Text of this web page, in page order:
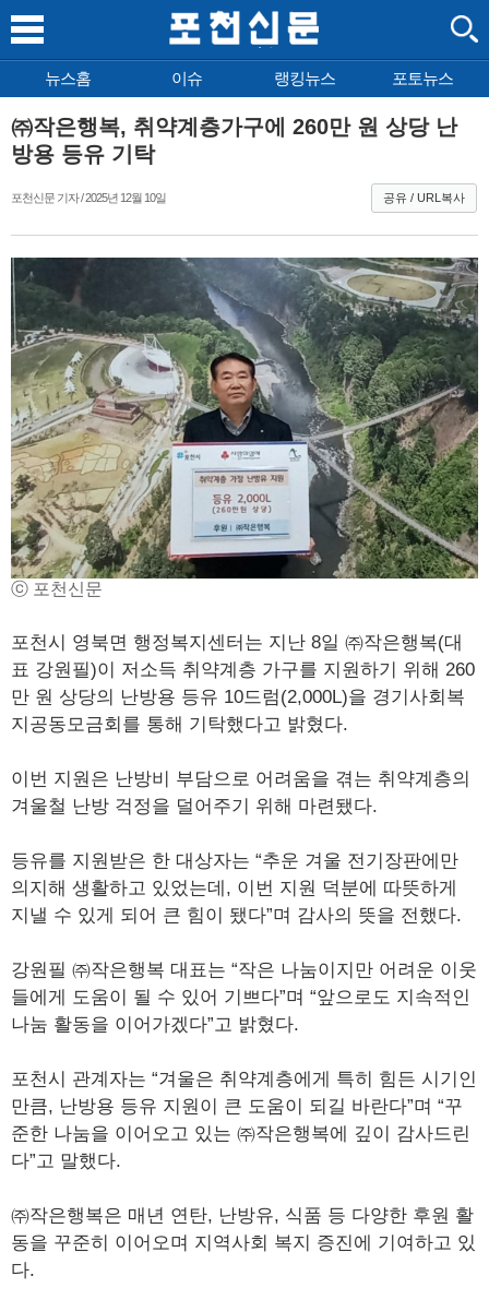
뉴스홈 이슈 랭킹뉴스 포토뉴스
㈜작은행복, 취약계층가구에 260만 원 상당 난
방용 등유 기탁
포천신문 기자 / 2025년 12월 10일 공유 / URL복사
ⓒ 포천신문
포천시 영북면 행정복지센터는 지난 8일 ㈜작은행복(대
표 강원필)이 저소득 취약계층 가구를 지원하기 위해 260
만 원 상당의 난방용 등유 10드럼(2,000L)을 경기사회복
지공동모금회를 통해 기탁했다고 밝혔다.
이번 지원은 난방비 부담으로 어려움을 겪는 취약계층의
겨울철 난방 걱정을 덜어주기 위해 마련됐다.
등유를 지원받은 한 대상자는 “추운 겨울 전기장판에만
의지해 생활하고 있었는데, 이번 지원 덕분에 따뜻하게
지낼 수 있게 되어 큰 힘이 됐다”며 감사의 뜻을 전했다.
강원필 ㈜작은행복 대표는 “작은 나눔이지만 어려운 이웃
들에게 도움이 될 수 있어 기쁘다”며 “앞으로도 지속적인
나눔 활동을 이어가겠다”고 밝혔다.
포천시 관계자는 “겨울은 취약계층에게 특히 힘든 시기인
만큼, 난방용 등유 지원이 큰 도움이 되길 바란다”며 “꾸
준한 나눔을 이어오고 있는 ㈜작은행복에 깊이 감사드린
다”고 말했다.
㈜작은행복은 매년 연탄, 난방유, 식품 등 다양한 후원 활
동을 꾸준히 이어오며 지역사회 복지 증진에 기여하고 있
다.